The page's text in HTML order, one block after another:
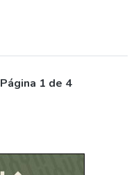
Página 1 de 4